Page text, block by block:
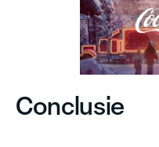
Conclusie